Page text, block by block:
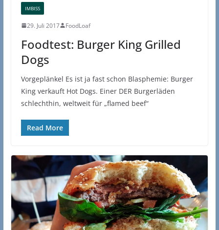
IMBISS
29. Juli 2017 FoodLoaf
Foodtest: Burger King Grilled
Dogs
Vorgeplänkel Es ist ja fast schon Blasphemie: Burger
King verkauft Hot Dogs. Einer DER Burgerläden
schlechthin, weltweit für „flamed beef“
Read More